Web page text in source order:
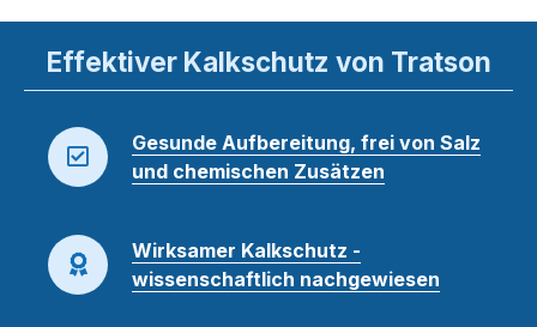
Effektiver Kalkschutz von Tratson
Gesunde Aufbereitung, frei von Salz
und chemischen Zusätzen
Wirksamer Kalkschutz -
wissenschaftlich nachgewiesen